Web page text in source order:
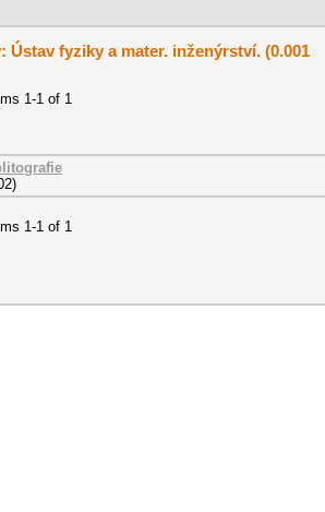
fyziky a mater. inženýrství. (0.001
1-1 of 1
)
1-1 of 1